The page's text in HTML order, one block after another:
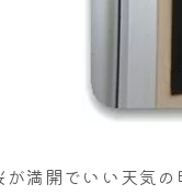
が満開でいい天気